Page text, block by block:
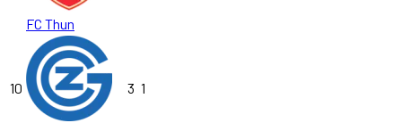
FC Thun
10 3 1